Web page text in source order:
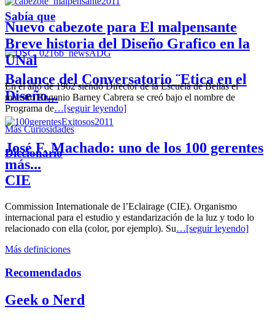
Nuevo cabezote para El malpensante
Balance del Conversatorio ¨Etica en el
Diseño...
José F. Machado: uno de los 100 gerentes
más...
Sabía que
Breve historia del Diseño Grafico en la
UNal
En el año de 1962 siendo Director de la Escuela de Bellas el
maestro Eugenio Barney Cabrera se creó bajo el nombre de
Programa de…[seguir leyendo]
Más Curiosidades
Diccionario
CIE
Commission Internationale de l’Eclairage (CIE). Organismo
internacional para el estudio y estandarización de la luz y todo lo
relacionado con ella (color, por ejemplo). Su…[seguir leyendo]
Más definiciones
Recomendados
Geek o Nerd